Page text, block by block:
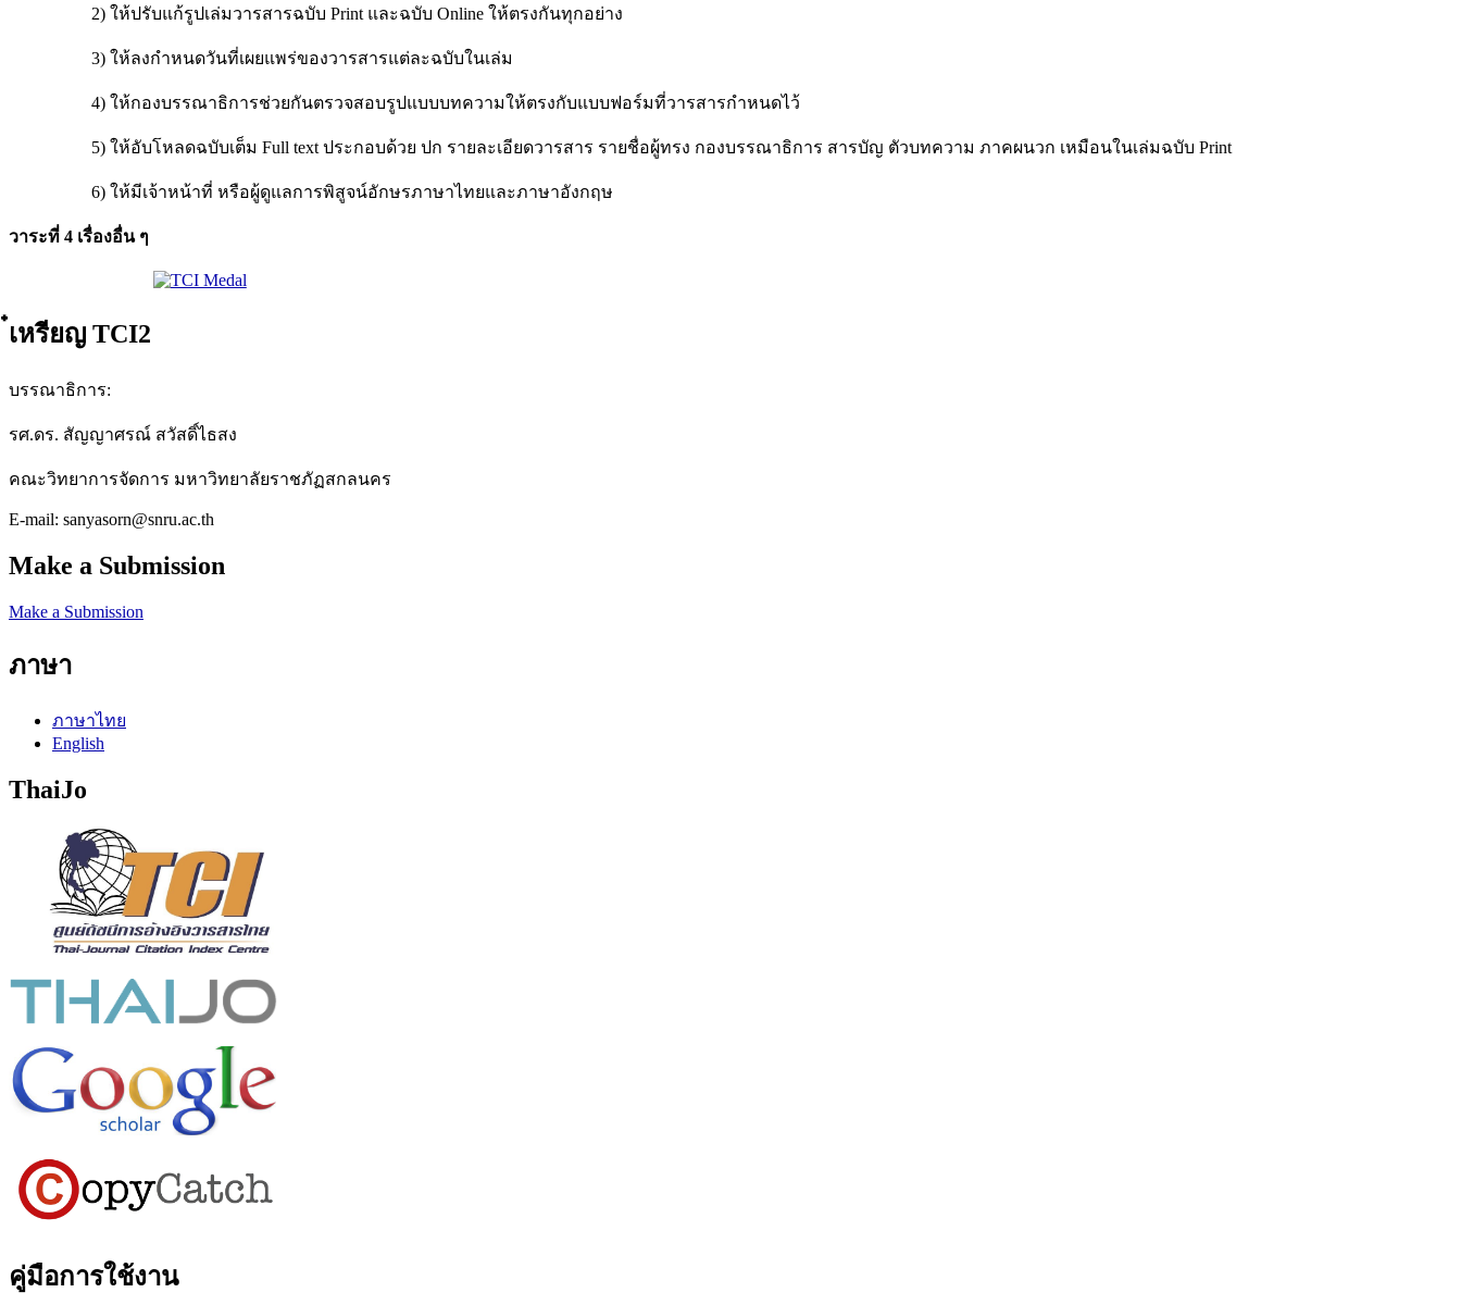
2) ให้ปรับแก้รูปเล่มวารสารฉบับ Print และฉบับ Online ให้ตรงกันทุกอย่าง
3) ให้ลงกำหนดวันที่เผยแพร่ของวารสารแต่ละฉบับในเล่ม
4) ให้กองบรรณาธิการช่วยกันตรวจสอบรูปแบบบทความให้ตรงกับแบบฟอร์มที่วารสารกำหนดไว้
5) ให้อับโหลดฉบับเต็ม Full text ประกอบด้วย ปก รายละเอียดวารสาร รายชื่อผู้ทรง กองบรรณาธิการ สารบัญ ตัวบทความ ภาคผนวก เหมือนในเล่มฉบับ Print
6) ให้มีเจ้าหน้าที่ หรือผู้ดูแลการพิสูจน์อักษรภาษาไทยและภาษาอังกฤษ
วาระที่ 4 เรื่องอื่น ๆ
๋เหรียญ TCI2
บรรณาธิการ:
รศ.ดร. สัญญาศรณ์ สวัสดิ์ไธสง
คณะวิทยาการจัดการ มหาวิทยาลัยราชภัฏสกลนคร
E-mail: sanyasorn@snru.ac.th
Make a Submission
Make a Submission
ภาษา
ภาษาไทย
English
ThaiJo
คู่มือการใช้งาน